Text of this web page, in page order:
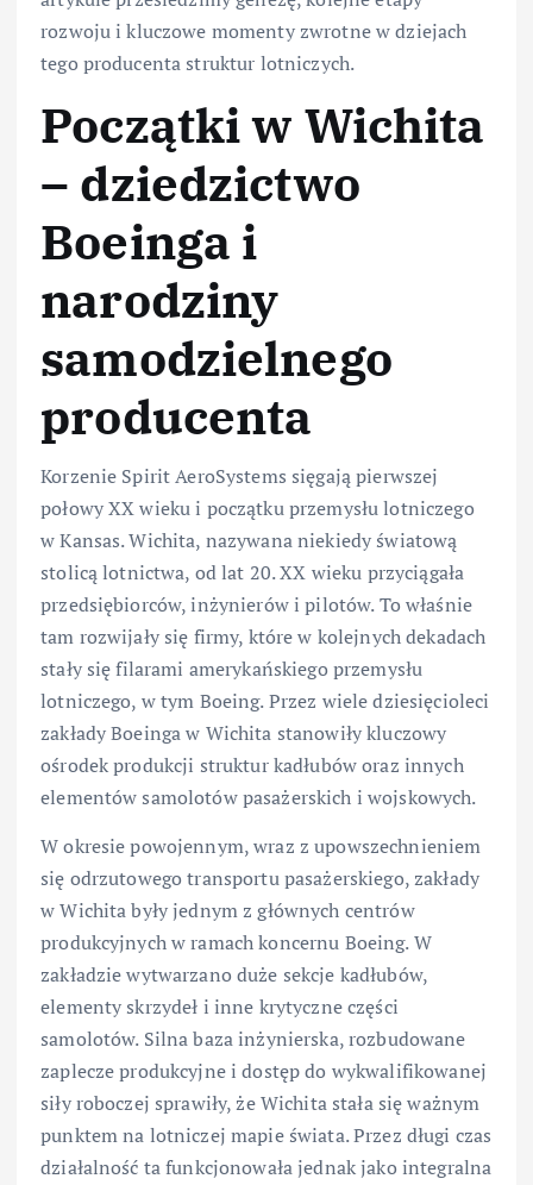
rozwoju i kluczowe momenty zwrotne w dziejach
tego producenta struktur lotniczych.
Początki w Wichita
– dziedzictwo
Boeinga i
narodziny
samodzielnego
producenta
Korzenie Spirit AeroSystems sięgają pierwszej
połowy XX wieku i początku przemysłu lotniczego
w Kansas. Wichita, nazywana niekiedy światową
stolicą lotnictwa, od lat 20. XX wieku przyciągała
przedsiębiorców, inżynierów i pilotów. To właśnie
tam rozwijały się firmy, które w kolejnych dekadach
stały się filarami amerykańskiego przemysłu
lotniczego, w tym Boeing. Przez wiele dziesięcioleci
zakłady Boeinga w Wichita stanowiły kluczowy
ośrodek produkcji struktur kadłubów oraz innych
elementów samolotów pasażerskich i wojskowych.
W okresie powojennym, wraz z upowszechnieniem
się odrzutowego transportu pasażerskiego, zakłady
w Wichita były jednym z głównych centrów
produkcyjnych w ramach koncernu Boeing. W
zakładzie wytwarzano duże sekcje kadłubów,
elementy skrzydeł i inne krytyczne części
samolotów. Silna baza inżynierska, rozbudowane
zaplecze produkcyjne i dostęp do wykwalifikowanej
siły roboczej sprawiły, że Wichita stała się ważnym
punktem na lotniczej mapie świata. Przez długi czas
działalność ta funkcjonowała jednak jako integralna